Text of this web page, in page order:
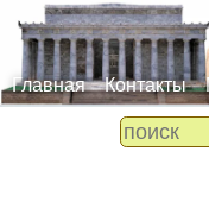
Главная Контакты